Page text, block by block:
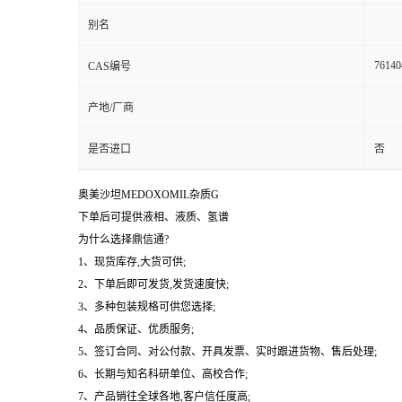
别名
CAS编号
产地/厂商
是否进口 否
奥美沙坦MEDOXOMIL杂质G
下单后可提供液相、液质、氢谱
为什么选择鼎信通?
1、现货库存,大货可供;
2、下单后即可发货,发货速度快;
3、多种包装规格可供您选择;
4、品质保证、优质服务;
5、签订合同、对公付款、开具发票、实时跟进货物、售后处理;
6、长期与知名科研单位、高校合作;
7、产品销往全球各地,客户信任度高;